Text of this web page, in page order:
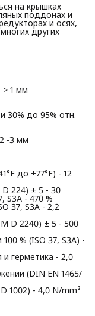
на крышках
поддонах и
и осях,
других
> 1 мм
30% до 95% отн.
-3 мм
до +77°F) - 12
224) ± 5 - 30
S3A - 470 %
37, S3A - 2,2
D 2240) ± 5 - 500
% (ISO 37, S3A) -
и герметика - 2,0
(DIN EN 1465/
1002) - 4,0 N/mm²